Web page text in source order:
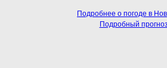
Подробнее о погоде в
Подробный прогноз